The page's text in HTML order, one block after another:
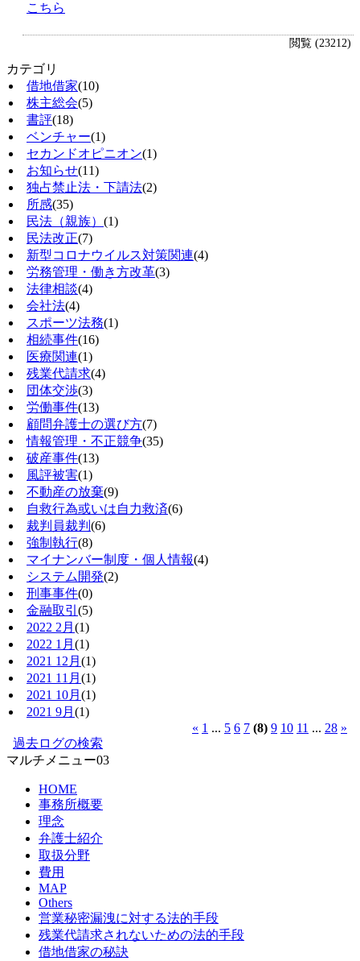
こちら
閲覧 (23212)
カテゴリ
借地借家(10)
株主総会(5)
書評(18)
ベンチャー(1)
セカンドオピニオン(1)
お知らせ(11)
独占禁止法・下請法(2)
所感(35)
民法（親族） (1)
民法改正(7)
新型コロナウイルス対策関連(4)
労務管理・働き方改革(3)
法律相談(4)
会社法(4)
スポーツ法務(1)
相続事件(16)
医療関連(1)
残業代請求(4)
団体交渉(3)
労働事件(13)
顧問弁護士の選び方(7)
情報管理・不正競争(35)
破産事件(13)
風評被害(1)
不動産の放棄(9)
自救行為或いは自力救済(6)
裁判員裁判 (6)
強制執行(8)
マイナンバー制度・個人情報(4)
システム開発(2)
刑事事件(0)
金融取引 (5)
2022 2月 (1)
2022 1月 (1)
2021 12月 (1)
2021 11月 (1)
2021 10月 (1)
2021 9月 (1)
« 1 ... 5 6 7 (8) 9 10 11 ... 28 »
過去ログの検索
マルチメニュー03
HOME
事務所概要
理念
弁護士紹介
取扱分野
費用
MAP
Others
営業秘密漏洩に対する法的手段
残業代請求されないための法的手段
借地借家の秘訣